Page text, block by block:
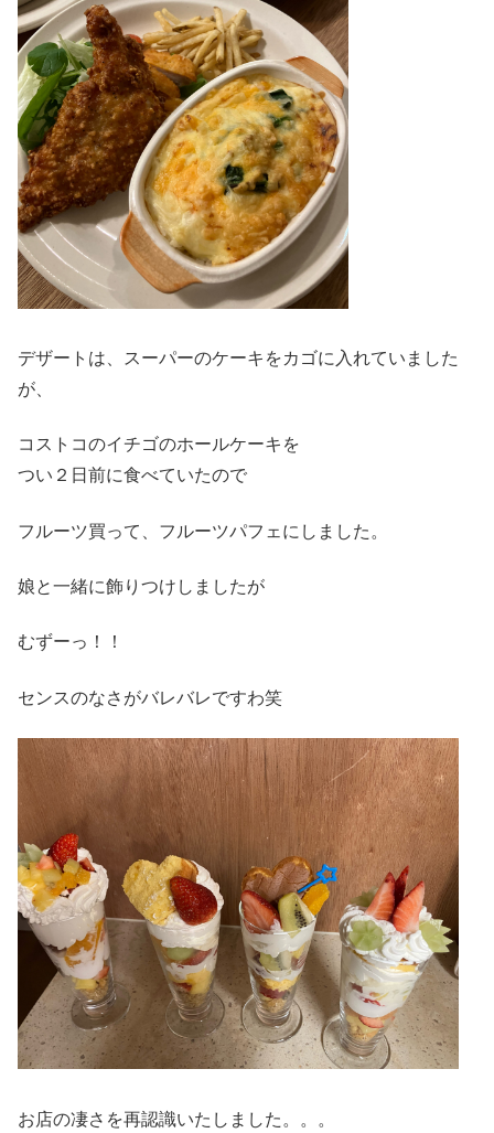
デザートは、スーパーのケーキをカゴに入れていました
が、
コストコのイチゴのホールケーキを
つい２日前に食べていたので
フルーツ買って、フルーツパフェにしました。
娘と一緒に飾りつけしましたが
むずーっ！！
センスのなさがバレバレですわ笑
お店の凄さを再認識いたしました。。。